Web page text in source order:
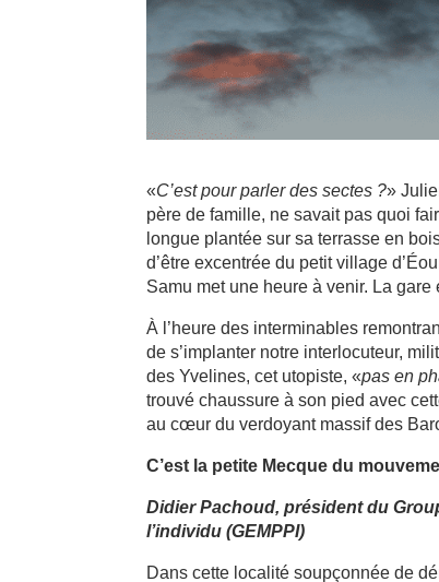
«C’est pour parler des sectes ?»
père de famille, ne savait pas quoi
longue plantée sur sa terrasse en
d’être excentrée du petit village
Samu met une heure à venir. La
À l’heure des interminables
de s’implanter notre interlocuteur,
des Yvelines, cet utopiste, «pas en
trouvé chaussure à son pied avec
au cœur du verdoyant massif des
C’est la petite Mecque du
Didier Pachoud, président du
l’individu (GEMPPI)
Dans cette localité soupçonnée de